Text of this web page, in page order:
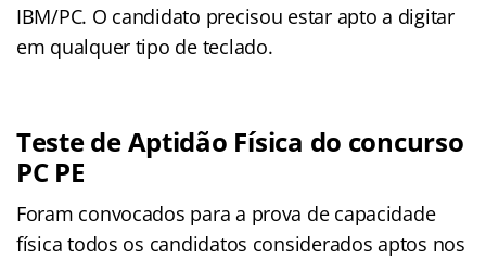
IBM/PC. O candidato precisou estar apto a digitar
em qualquer tipo de teclado.
Teste de Aptidão Física do concurso
PC PE
Foram convocados para a prova de capacidade
física todos os candidatos considerados aptos nos